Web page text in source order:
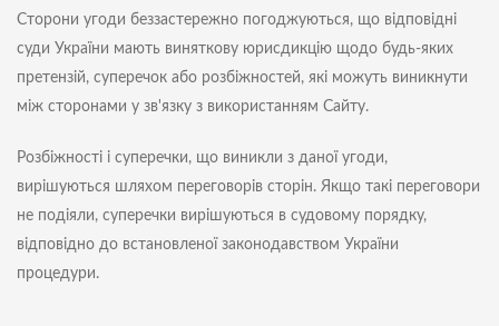
Сторони угоди беззастережно погоджуються, що відповідні
суди України мають виняткову юрисдикцію щодо будь-яких
претензій, суперечок або розбіжностей, які можуть виникнути
між сторонами у зв'язку з використанням Сайту.
Розбіжності і суперечки, що виникли з даної угоди,
вирішуються шляхом переговорів сторін. Якщо такі переговори
не подіяли, суперечки вирішуються в судовому порядку,
відповідно до встановленої законодавством України
процедури.